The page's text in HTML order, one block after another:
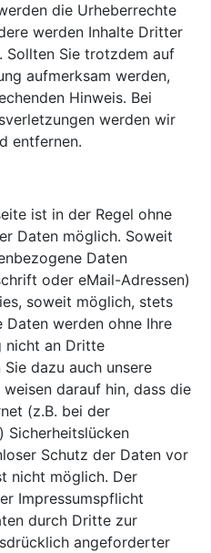
die Urheberrechte
werden Inhalte Dritter
Sollten Sie trotzdem auf
aufmerksam werden,
Hinweis. Bei
werden wir
entfernen.
ist in der Regel ohne
Daten möglich. Soweit
Daten
oder eMail-Adressen)
soweit möglich, stets
werden ohne Ihre
nicht an Dritte
dazu auch unsere
weisen darauf hin, dass die
(z.B. bei der
Sicherheitslücken
Schutz der Daten vor
nicht möglich. Der
Impressumspflicht
durch Dritte zur
angeforderter